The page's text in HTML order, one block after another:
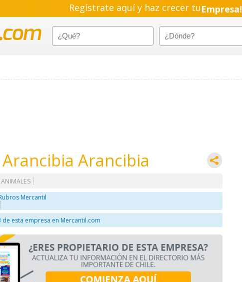
Regístrate aquí y haz crecer tuEmpresa!
Negocio!
Pyme!
Arancibia Arancibia
Mercantil
esta empresa en Mercantil.com